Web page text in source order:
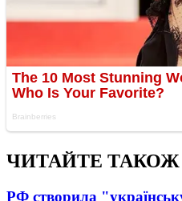
ЧИТАЙТЕ ТАКОЖ
РФ створила